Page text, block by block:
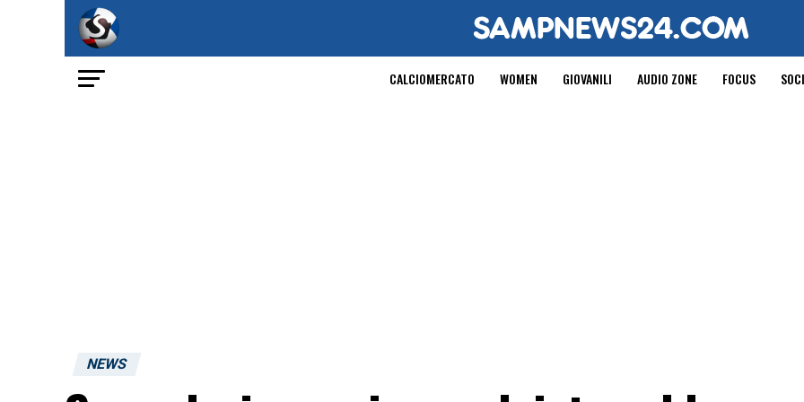
CALCIOMERCATO WOMEN GIOVANILI AUDIO ZONE FOCUS
NEWS